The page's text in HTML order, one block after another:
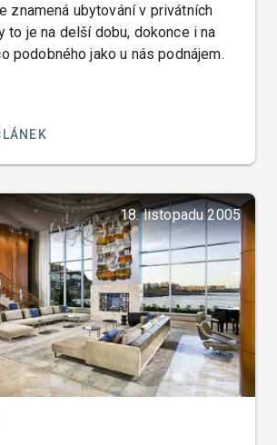
znamená ubytování v privátních
to je na delší dobu, dokonce i na
podobného jako u nás podnájem.
18. listopadu 2005